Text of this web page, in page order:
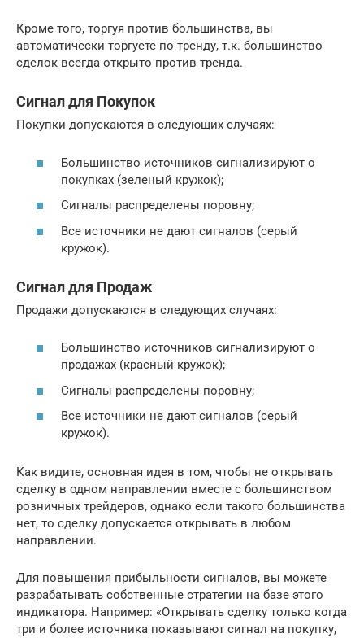
Кроме того, торгуя против большинства, вы
автоматически торгуете по тренду, т.к. большинство
сделок всегда открыто против тренда.
Сигнал для Покупок
Покупки допускаются в следующих случаях:
Большинство источников сигнализируют о
покупках (зеленый кружок);
Сигналы распределены поровну;
Все источники не дают сигналов (серый
кружок).
Сигнал для Продаж
Продажи допускаются в следующих случаях:
Большинство источников сигнализируют о
продажах (красный кружок);
Сигналы распределены поровну;
Все источники не дают сигналов (серый
кружок).
Как видите, основная идея в том, чтобы не открывать
сделку в одном направлении вместе с большинством
розничных трейдеров, однако если такого большинства
нет, то сделку допускается открывать в любом
направлении.
Для повышения прибыльности сигналов, вы можете
разрабатывать собственные стратегии на базе этого
индикатора. Например: «Открывать сделку только когда
три и более источника показывают сигнал на покупку,